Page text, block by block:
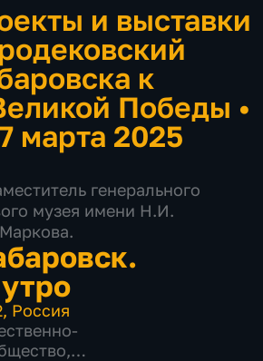
и выставки
к
Победы •
марта 2025
генерального
музея имени Н.И.
, Россия
,